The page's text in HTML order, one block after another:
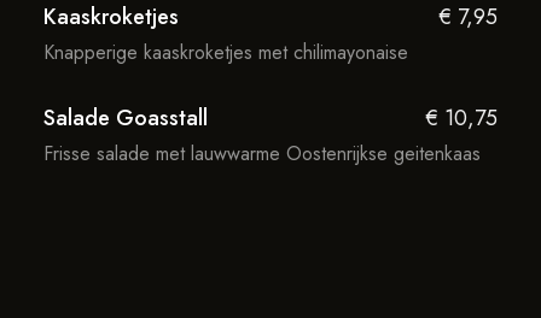
Kaaskroketjes € 7,95
Knapperige kaaskroketjes met chilimayonaise
Salade Goasstall € 10,75
Frisse salade met lauwwarme Oostenrijkse geitenkaas